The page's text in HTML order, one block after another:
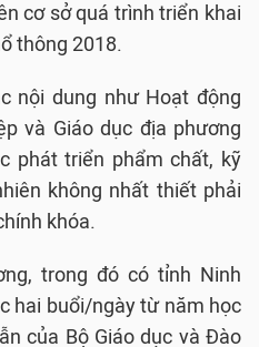
cơ sở quá trình triển khai
thông 2018.
nội dung như Hoạt động
và Giáo dục địa phương
phát triển phẩm chất, kỹ
không nhất thiết phải
khóa.
trong đó có tỉnh Ninh
hai buổi/ngày từ năm học
của Bộ Giáo dục và Đào